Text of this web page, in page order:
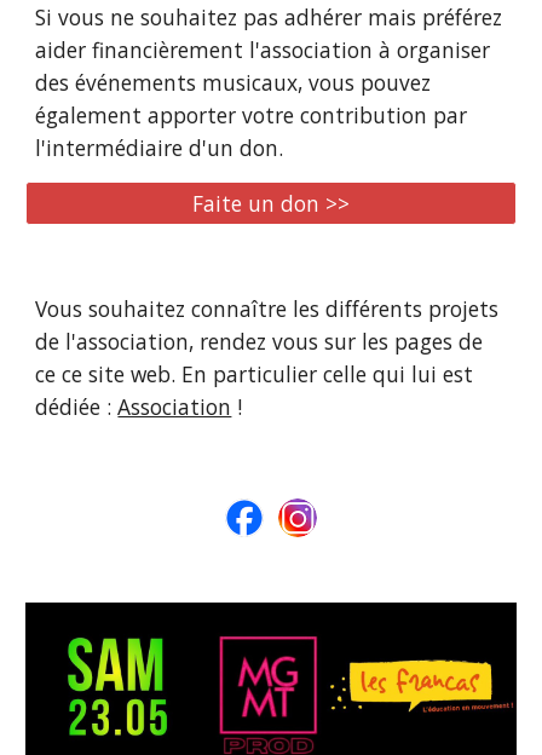
Si vous ne souhaitez pas adhérer mais préférez
aider financièrement l'association à organiser
des événements musicaux, vous pouvez
également apporter votre contribution par
l'intermédiaire d'un don.
Faite un don >>
Vous souhaitez connaître les différents projets
de l'association, rendez vous sur les pages de
ce ce site web. En particulier celle qui lui est
dédiée :Association !